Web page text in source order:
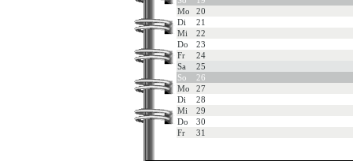
Mo
20
Di
21
Mi
22
Do
23
Fr
24
Sa
25
So
26
Mo
27
Di
28
Mi
29
Do
30
Fr
31